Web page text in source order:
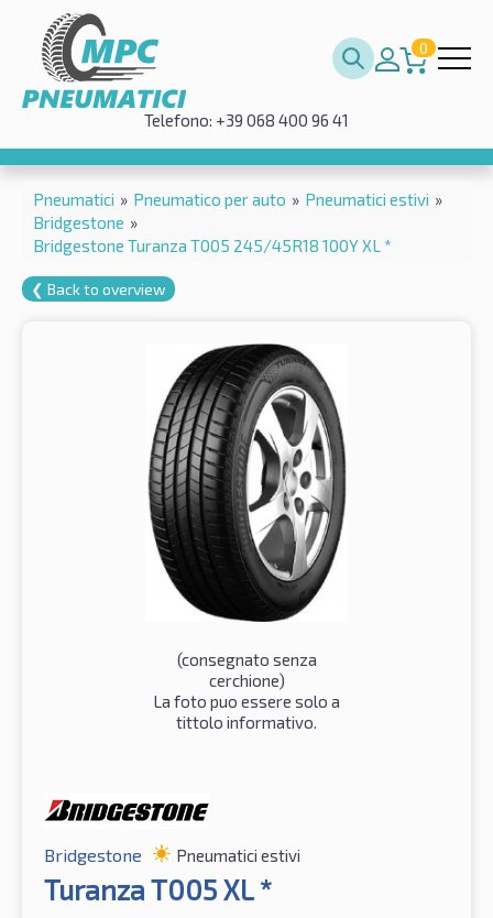
0
Telefono: +39 068 400 96 41
Pneumatici » Pneumatico per auto » Pneumatici estivi »
Bridgestone »
Bridgestone Turanza T005 245/45R18 100Y XL *
❮ Back to overview
(consegnato senza
cerchione)
La foto puo essere solo a
tittolo informativo.
Bridgestone Pneumatici estivi
Turanza T005 XL *